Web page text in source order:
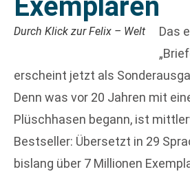
Exemplaren
Durch Klick zur Felix – Welt
Das
erscheint jetzt als
Denn was vor 20 Jahren mit
Plüschhasen begann, ist
Bestseller: Übersetzt in 29
bislang über 7 Millionen